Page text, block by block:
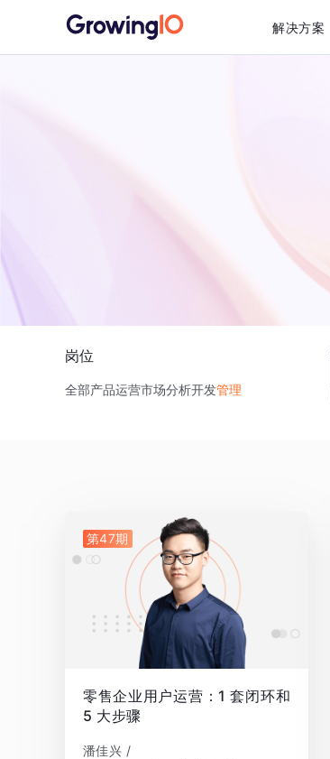
解决方案
岗位
全部产品运营市场分析开发管理
第47期
零售企业用户运营：1 套闭环和
5 大步骤
潘佳兴 /